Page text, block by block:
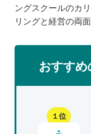
ングスクールのカ
リングと経営の両
おすす
１位